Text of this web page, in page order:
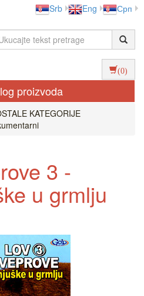
Srb Eng Срп
(0)
proizvoda
KATEGORIJE
3 -
u grmlju